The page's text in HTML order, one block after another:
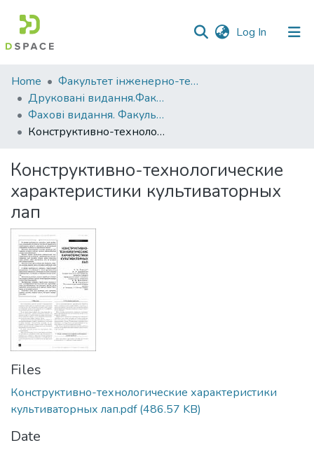
Log In (current)
Communities
&
Collections
All of DSpace
Statistics
Home
Факультет інженерно-технологічний
Друковані видання.Факультет інженерно-технологічний
Фахові видання. Факультет інженерно-технологічний
Конструктивно-технологические характеристики культиваторных лап
Конструктивно-технологические
характеристики культиваторных
лап
Files
Конструктивно-технологические характеристики
культиваторных лап.pdf(486.57 KB)
Date